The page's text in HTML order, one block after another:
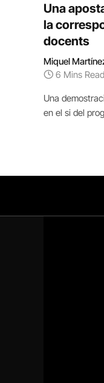
Una
la
docents
Miquel
6 Mins Read
Una
en el si del